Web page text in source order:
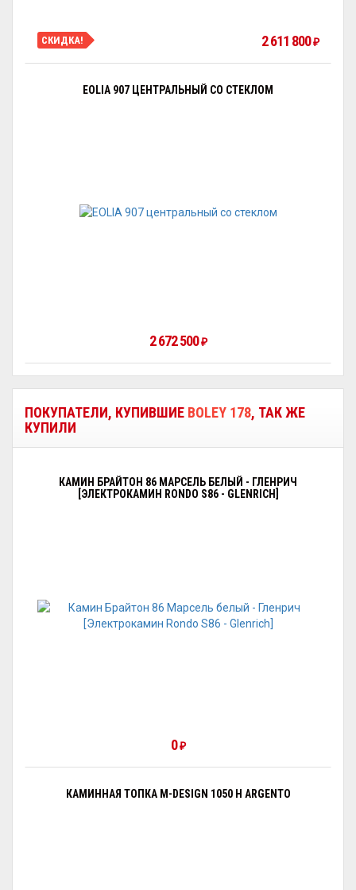
СКИДКА! 2 611 800 ₽
EOLIA 907 ЦЕНТРАЛЬНЫЙ СО СТЕКЛОМ
2 672 500 ₽
ПОКУПАТЕЛИ, КУПИВШИЕ BOLEY 178, ТАК ЖЕ
КУПИЛИ
КАМИН БРАЙТОН 86 МАРСЕЛЬ БЕЛЫЙ - ГЛЕНРИЧ
[ЭЛЕКТРОКАМИН RONDO S86 - GLENRICH]
0 ₽
КАМИННАЯ ТОПКА M-DESIGN 1050 H ARGENTO